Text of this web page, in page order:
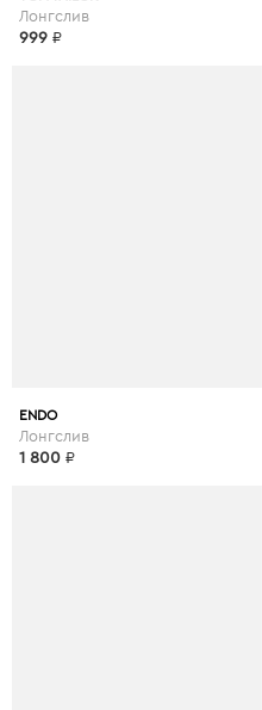
Лонгслив
999 ₽
ENDO
Лонгслив
1 800 ₽